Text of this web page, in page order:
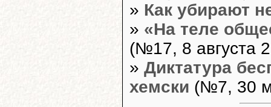
» Как убирают
» «На теле
(№17, 8 августа
» Диктатура
хемски (№7, 30